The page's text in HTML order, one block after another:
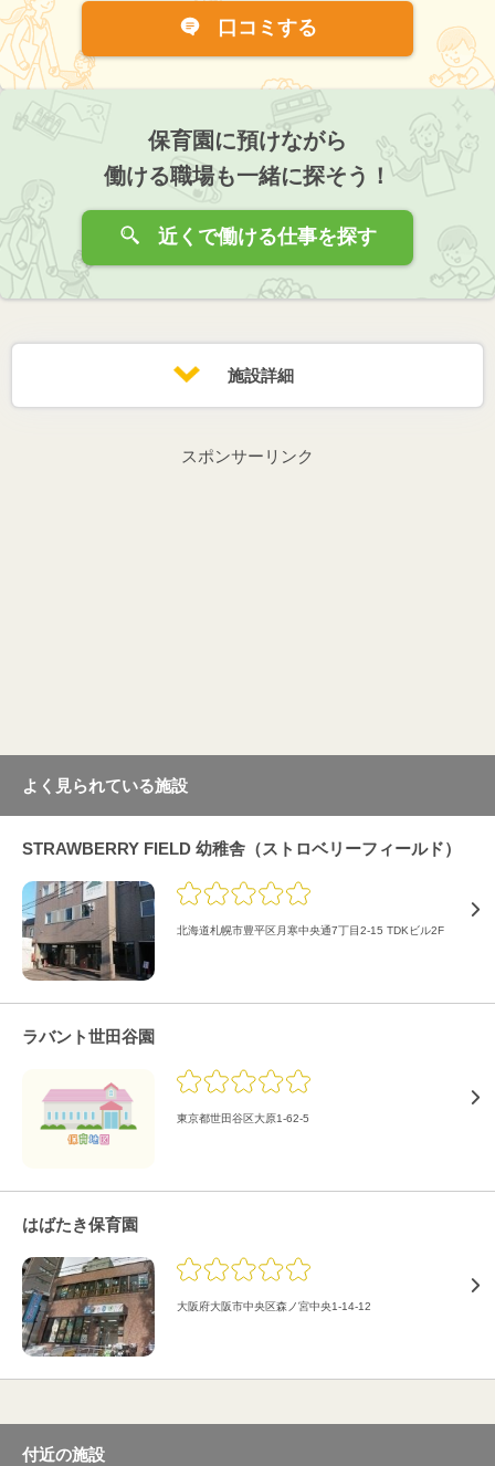
口コミする
保育園に預けながら
働ける職場も一緒に探そう！
近くで働ける仕事を探す
施設詳細
スポンサーリンク
よく見られている施設
STRAWBERRY FIELD 幼稚舎（ストロベリーフィールド）
北海道札幌市豊平区月寒中央通7丁目2-15 TDKビル2F
ラバント世田谷園
東京都世田谷区大原1-62-5
はばたき保育園
大阪府大阪市中央区森ノ宮中央1-14-12
付近の施設